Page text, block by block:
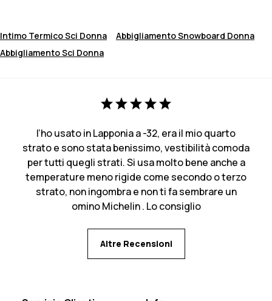
Intimo Termico Sci Donna
Abbigliamento Snowboard Donna
Abbigliamento Sci Donna
l’ho usato in Lapponia a -32, era il mio quarto
strato e sono stata benissimo, vestibilità comoda
per tutti quegli strati. Si usa molto bene anche a
temperature meno rigide come secondo o terzo
strato, non ingombra e non ti fa sembrare un
omino Michelin . Lo consiglio
Altre Recensioni